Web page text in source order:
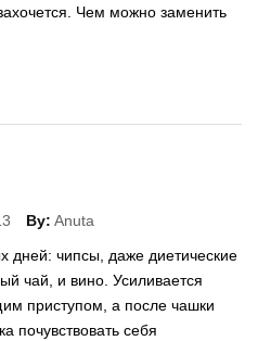
Чем можно заменить
By: Anuta
дней: чипсы, даже диетические
чай, и вино. Усиливается
приступом, а после чашки
почувствовать себя